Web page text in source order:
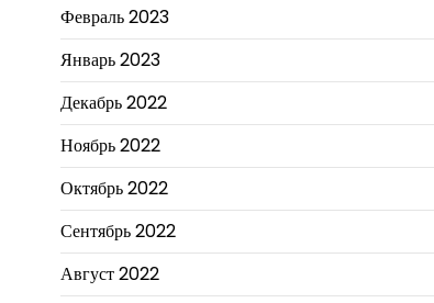
Февраль 2023
Январь 2023
Декабрь 2022
Ноябрь 2022
Октябрь 2022
Сентябрь 2022
Август 2022